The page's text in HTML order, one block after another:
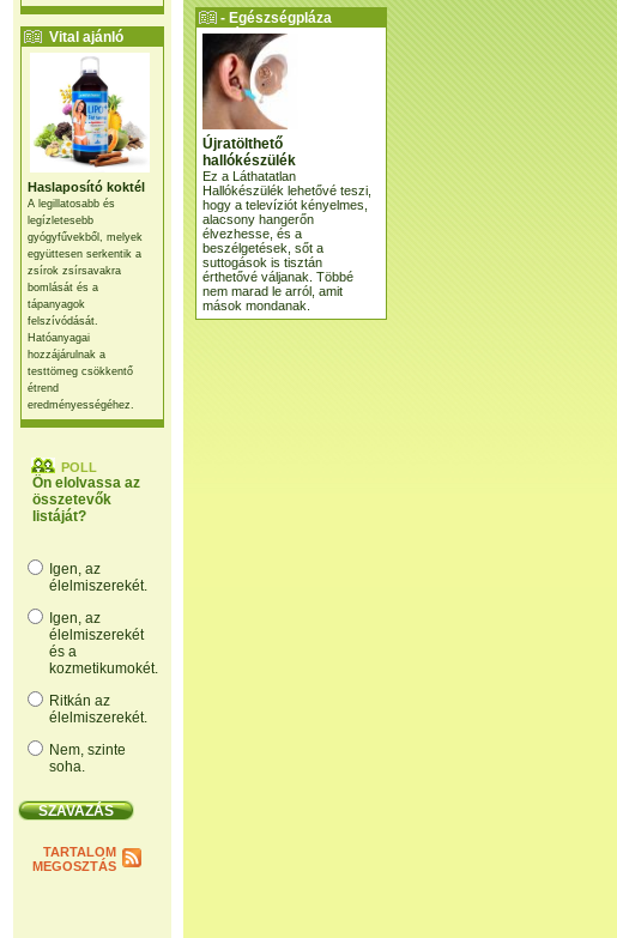
Vital ajánló
Haslaposító koktél
A legillatosabb és
legízletesebb
gyógyfűvekből, melyek
együttesen serkentik a
zsírok zsírsavakra
bomlását és a
tápanyagok
felszívódását.
Hatóanyagai
hozzájárulnak a
testtömeg csökkentő
étrend
eredményességéhez.
POLL
Ön elolvassa az
összetevők
listáját?
Igen, az
élelmiszerekét.
Igen, az
élelmiszerekét
és a
kozmetikumokét.
Ritkán az
élelmiszerekét.
Nem, szinte
soha.
TARTALOM
MEGOSZTÁS
- Egészségpláza
ajánlatunk -
Újratölthető
hallókészülék
Ez a Láthatatlan
Hallókészülék lehetővé teszi,
hogy a televíziót kényelmes,
alacsony hangerőn
élvezhesse, és a
beszélgetések, sőt a
suttogások is tisztán
érthetővé váljanak. Többé
nem marad le arról, amit
mások mondanak.